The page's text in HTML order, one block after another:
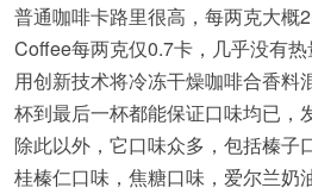
普通咖啡卡路里很高，每两克大概
Coffee每两克仅0.7卡，几乎没有
用创新技术将冷冻干燥咖啡合香料
杯到最后一杯都能保证口味均已，
除此以外，它口味众多，包括榛子
桂榛仁口味，焦糖口味，爱尔兰奶